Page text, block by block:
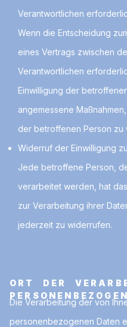
Verantwortlichen
Wenn die Entscheidung
eines Vertrags zwischen
Verantwortlichen
Einwilligung der
angemessene
der betroffenen Person zu
Widerruf der Einwilligung
Jede betroffene Person,
verarbeitet werden, hat
zur Verarbeitung ihrer
jederzeit zu widerrufen.
ORT DER
Die Verarbeitung der von
personenbezogenen Daten